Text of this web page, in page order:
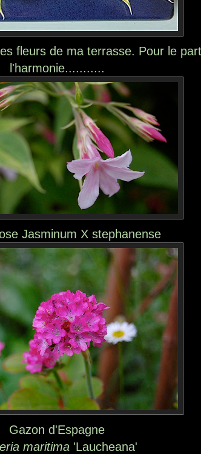
fleurs de ma terrasse. Pour le
l'harmonie...........
Jasminum X stephanense
Gazon d'Espagne
maritima'Laucheana'